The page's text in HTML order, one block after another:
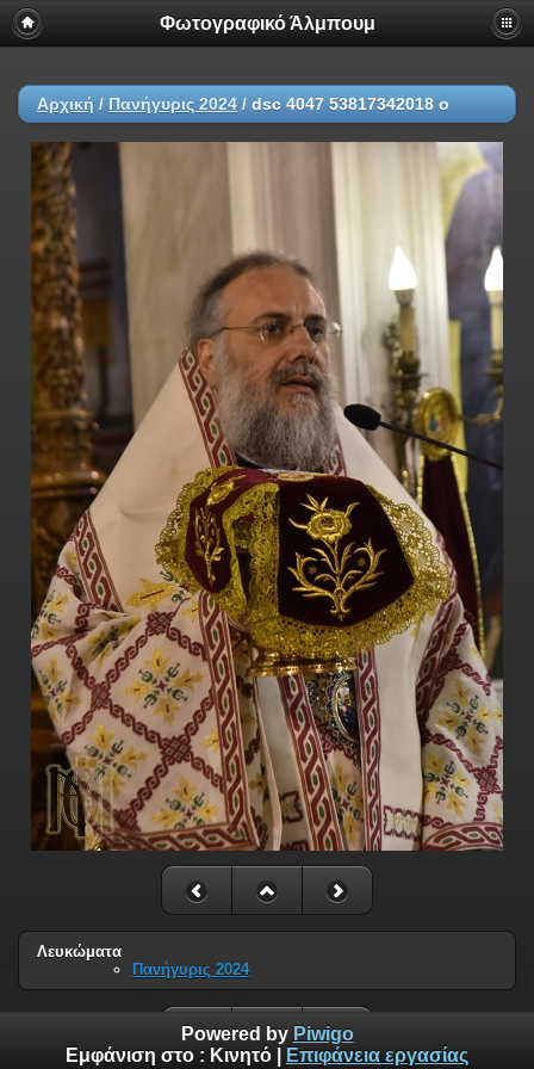
Φωτογραφικό Άλμπουμ
Αρχική / Πανήγυρις 2024 / dsc 4047 53817342018 o
Λευκώματα
Πανήγυρις 2024
Powered by Piwigo
Εμφάνιση στο : Κινητό Επιφάνεια εργασίας